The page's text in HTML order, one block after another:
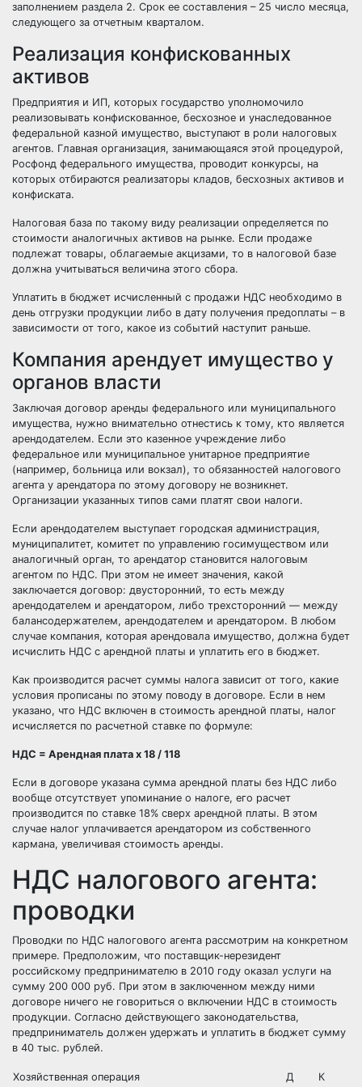
заполнением раздела 2. Срок ее составления – 25 число месяца,
следующего за отчетным кварталом.
Реализация конфискованных
активов
Предприятия и ИП, которых государство уполномочило
реализовывать конфискованное, бесхозное и унаследованное
федеральной казной имущество, выступают в роли налоговых
агентов. Главная организация, занимающаяся этой процедурой,
Росфонд федерального имущества, проводит конкурсы, на
которых отбираются реализаторы кладов, бесхозных активов и
конфиската.
Налоговая база по такому виду реализации определяется по
стоимости аналогичных активов на рынке. Если продаже
подлежат товары, облагаемые акцизами, то в налоговой базе
должна учитываться величина этого сбора.
Уплатить в бюджет исчисленный с продажи НДС необходимо в
день отгрузки продукции либо в дату получения предоплаты – в
зависимости от того, какое из событий наступит раньше.
Компания арендует имущество у
органов власти
Заключая договор аренды федерального или муниципального
имущества, нужно внимательно отнестись к тому, кто является
арендодателем. Если это казенное учреждение либо
федеральное или муниципальное унитарное предприятие
(например, больница или вокзал), то обязанностей налогового
агента у арендатора по этому договору не возникнет.
Организации указанных типов сами платят свои налоги.
Если арендодателем выступает городская администрация,
муниципалитет, комитет по управлению госимуществом или
аналогичный орган, то арендатор становится налоговым
агентом по НДС. При этом не имеет значения, какой
заключается договор: двусторонний, то есть между
арендодателем и арендатором, либо трехсторонний — между
балансодержателем, арендодателем и арендатором. В любом
случае компания, которая арендовала имущество, должна будет
исчислить НДС с арендной платы и уплатить его в бюджет.
Как производится расчет суммы налога зависит от того, какие
условия прописаны по этому поводу в договоре. Если в нем
указано, что НДС включен в стоимость арендной платы, налог
исчисляется по расчетной ставке по формуле:
НДС = Арендная плата х 18 / 118
Если в договоре указана сумма арендной платы без НДС либо
вообще отсутствует упоминание о налоге, его расчет
производится по ставке 18% сверх арендной платы. В этом
случае налог уплачивается арендатором из собственного
кармана, увеличивая стоимость аренды.
НДС налогового агента:
проводки
Проводки по НДС налогового агента рассмотрим на конкретном
примере. Предположим, что поставщик-нерезидент
российскому предпринимателю в 2010 году оказал услуги на
сумму 200 000 руб. При этом в заключенном между ними
договоре ничего не говориться о включении НДС в стоимость
продукции. Согласно действующего законодательства,
предприниматель должен удержать и уплатить в бюджет сумму
в 40 тыс. рублей.
Хозяйственная операция Д
К